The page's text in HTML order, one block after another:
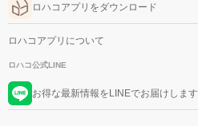
ロハコアプリをダウンロード
ロハコアプリについて
ロハコ公式LINE
お得な最新情報をLINEでお届けします